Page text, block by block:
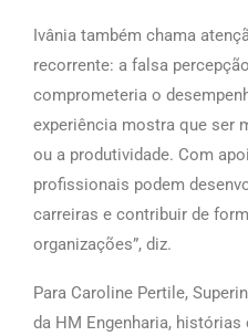
Ivânia também chama
recorrente: a falsa
comprometeria o
experiência mostra que ser
ou a produtividade. Com
profissionais podem
carreiras e contribuir de
organizações”, diz.
Para Caroline Pertile,
da HM Engenharia,